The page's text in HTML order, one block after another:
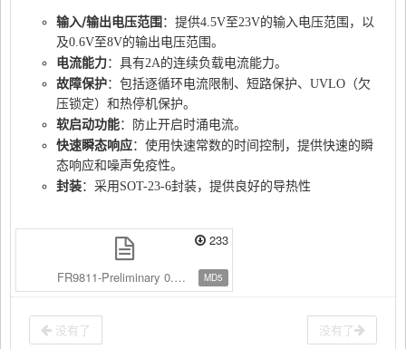
输入/输出电压范围：提供4.5V至23V的输入电压范围，以
及0.6V至8V的输出电压范围。
电流能力：具有2A的连续负载电流能力。
故障保护：包括逐循环电流限制、短路保护、UVLO（欠
压锁定）和热停机保护。
软启动功能：防止开启时涌电流。
快速瞬态响应：使用快速常数的时间控制，提供快速的瞬
态响应和噪声免疫性。
封装：采用SOT-23-6封装，提供良好的导热性
FR9811-Preliminary 0.2-JUL-2022.pdf
233
MD5
没有了 没有了